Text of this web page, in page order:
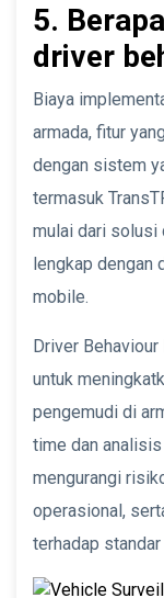
5.
driver
Biaya
armada, fitur
dengan sistem
termasuk
mulai dari solusi
lengkap dengan
mobile.
Driver
untuk
pengemudi di
time dan
mengurangi
operasional,
terhadap